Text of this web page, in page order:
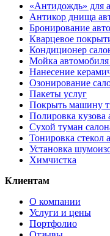
«Антидождь» для
Антикор днища
Бронирование
Кварцевое
Кондиционер
Мойка
Нанесение
Озонирование
Пакеты услуг
Покрыть машину
Полировка кузова
Сухой туман
Тонировка стекол
Установка
Химчистка
Клиентам
О компании
Услуги и цены
Портфолио